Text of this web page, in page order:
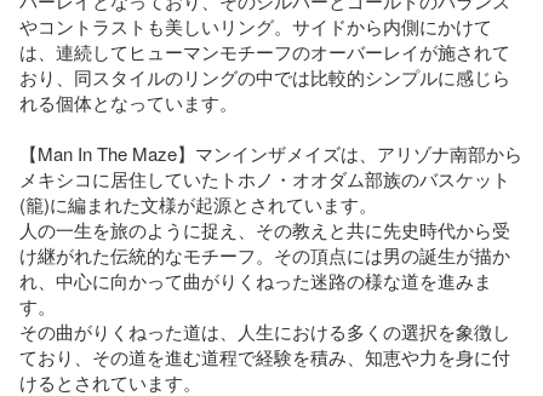
やコントラストも美しいリング。サイドから内側にかけて
は、連続してヒューマンモチーフのオーバーレイが施されて
おり、同スタイルのリングの中では比較的シンプルに感じら
れる個体となっています。
【Man In The Maze】マンインザメイズは、アリゾナ南部から
メキシコに居住していたトホノ・オオダム部族のバスケット
(籠)に編まれた文様が起源とされています。
人の一生を旅のように捉え、その教えと共に先史時代から受
け継がれた伝統的なモチーフ。その頂点には男の誕生が描か
れ、中心に向かって曲がりくねった迷路の様な道を進みま
す。
その曲がりくねった道は、人生における多くの選択を象徴し
ており、その道を進む道程で経験を積み、知恵や力を身に付
けるとされています。